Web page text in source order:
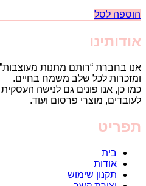
הוספה לסל
אודותינו
אנו בחברת “רותם מתנות
ומזכרות לכל שלב משמח בחיים.
כמו כן, אנו פונים גם לנישה
לעובדים, מוצרי פרסום ועוד.
תפריט
בית
אודות
תקנון שימוש